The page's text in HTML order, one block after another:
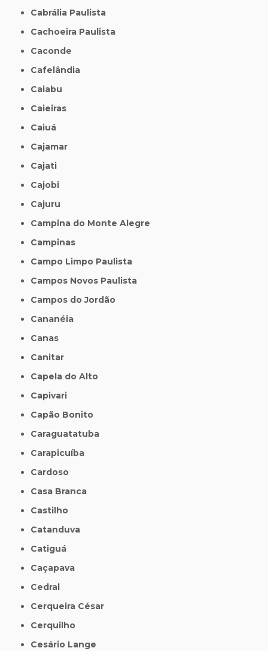
Cabrália Paulista
Cachoeira Paulista
Caconde
Cafelândia
Caiabu
Caieiras
Caiuá
Cajamar
Cajati
Cajobi
Cajuru
Campina do Monte Alegre
Campinas
Campo Limpo Paulista
Campos Novos Paulista
Campos do Jordão
Cananéia
Canas
Canitar
Capela do Alto
Capivari
Capão Bonito
Caraguatatuba
Carapicuíba
Cardoso
Casa Branca
Castilho
Catanduva
Catiguá
Caçapava
Cedral
Cerqueira César
Cerquilho
Cesário Lange